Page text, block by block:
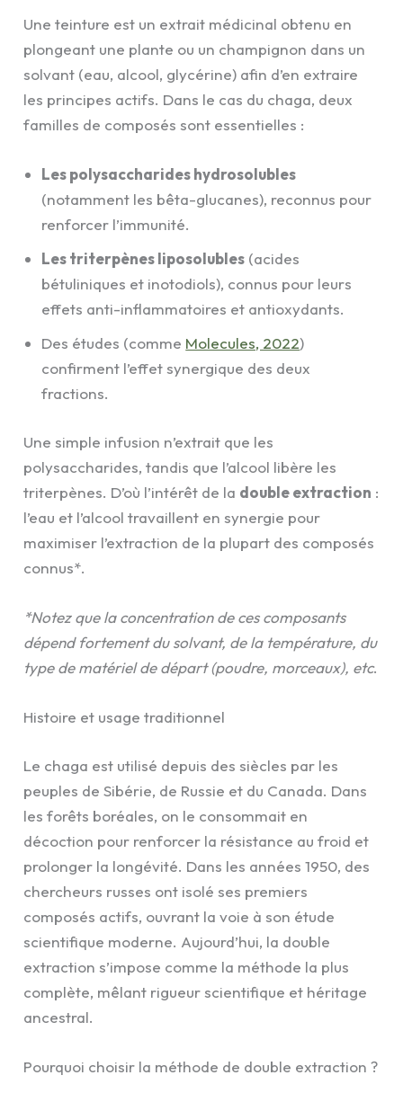
Une teinture est un extrait médicinal obtenu en
plongeant une plante ou un champignon dans un
solvant (eau, alcool, glycérine) afin d’en extraire
les principes actifs. Dans le cas du chaga, deux
familles de composés sont essentielles :
Les polysaccharides hydrosolubles
(notamment les bêta-glucanes), reconnus pour
renforcer l’immunité.
Les triterpènes liposolubles (acides
bétuliniques et inotodiols), connus pour leurs
effets anti-inflammatoires et antioxydants.
Des études (comme Molecules, 2022)
confirment l’effet synergique des deux
fractions.
Une simple infusion n’extrait que les
polysaccharides, tandis que l’alcool libère les
triterpènes. D’où l’intérêt de la double extraction :
l’eau et l’alcool travaillent en synergie pour
maximiser l’extraction de la plupart des composés
connus*.
*Notez que la concentration de ces composants
dépend fortement du solvant, de la température, du
type de matériel de départ (poudre, morceaux), etc.
Histoire et usage traditionnel
Le chaga est utilisé depuis des siècles par les
peuples de Sibérie, de Russie et du Canada. Dans
les forêts boréales, on le consommait en
décoction pour renforcer la résistance au froid et
prolonger la longévité. Dans les années 1950, des
chercheurs russes ont isolé ses premiers
composés actifs, ouvrant la voie à son étude
scientifique moderne. Aujourd’hui, la double
extraction s’impose comme la méthode la plus
complète, mêlant rigueur scientifique et héritage
ancestral.
Pourquoi choisir la méthode de double extraction ?